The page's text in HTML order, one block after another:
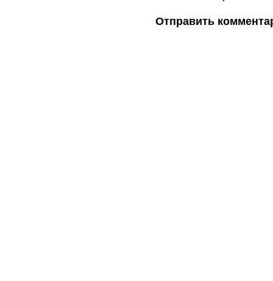
Отправить